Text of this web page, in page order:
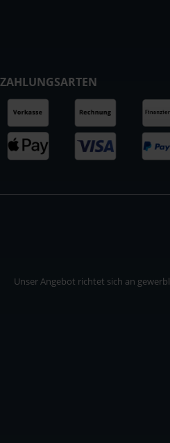
ZAHLUNGSARTEN
Unser Angebot richtet sich an